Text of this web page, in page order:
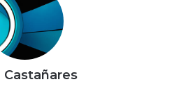
Castañares